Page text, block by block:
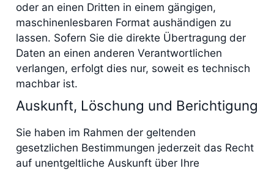
oder an einen Dritten in einem gängigen,
maschinenlesbaren Format aushändigen zu
lassen. Sofern Sie die direkte Übertragung der
Daten an einen anderen Verantwortlichen
verlangen, erfolgt dies nur, soweit es technisch
machbar ist.
Auskunft, Löschung und Berichtigung
Sie haben im Rahmen der geltenden
gesetzlichen Bestimmungen jederzeit das Recht
auf unentgeltliche Auskunft über Ihre